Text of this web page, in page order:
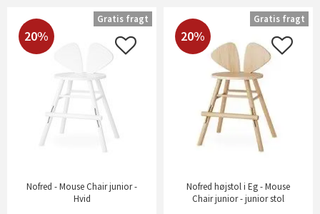
20%
Nofred - Mouse Chair junior -
Hvid
Gratis fragt
20%
Nofred højstol i Eg - Mouse
Chair junior - junior stol
Gratis fragt